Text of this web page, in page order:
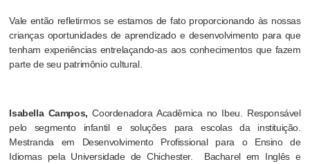
Vale então refletirmos se estamos de fato proporcionando às nossas
crianças oportunidades de aprendizado e desenvolvimento para que
tenham experiências entrelaçando-as aos conhecimentos que fazem
parte de seu patrimônio cultural.
Isabella Campos, Coordenadora Acadêmica no Ibeu. Responsável
pelo segmento infantil e soluções para escolas da instituição.
Mestranda em Desenvolvimento Profissional para o Ensino de
Idiomas pela Universidade de Chichester. Bacharel em Inglês e